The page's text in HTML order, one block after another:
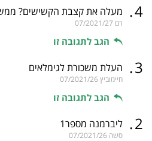
4
. מעלה את קצבת הקשישים? ממש
רם 07/2021/27
הגב לתגובה זו
3
. העלת משכורת לגימלאים
חיימוביץ 07/2021/26
הגב לתגובה זו
2
. ליברמנה מספר1
סשה 07/2021/26